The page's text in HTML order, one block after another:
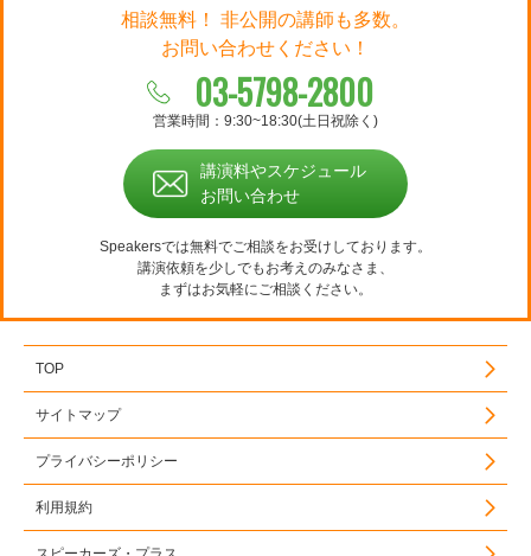
相談無料！ 非公開の講師も多数。
お問い合わせください！
03-5798-2800
営業時間：9:30~18:30(土日祝除く)
講演料やスケジュール
お問い合わせ
Speakersでは無料でご相談をお受けしております。
講演依頼を少しでもお考えのみなさま、
まずはお気軽にご相談ください。
TOP
サイトマップ
プライバシーポリシー
利用規約